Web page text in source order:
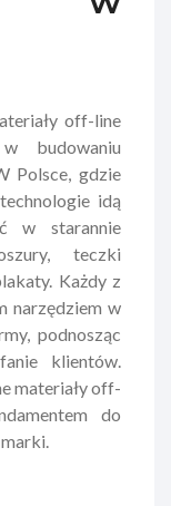
off-line
budowaniu
Polsce, gdzie
idą
w starannie
teczki
Każdy z
narzędziem w
podnosząc
klientów.
materiały off-
do